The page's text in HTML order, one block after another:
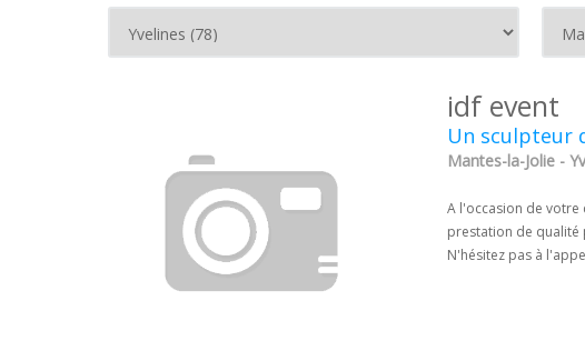
idf event
Un sculpteur
Mantes-la-Jolie -
A l'occasion de votre
prestation de qualité
N'hésitez pas à